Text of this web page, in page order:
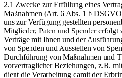
2.1 Zwecke zur Erfüllung eines
Maßnahmen (Art. 6 Abs. 1 b
uns zur Verfügung gestellten
Mitglieder, Paten und Spender erfolgt
Verträge mit Ihnen und der
von Spenden und Ausstellen von
Durchführung von Maßnahmen und
vorvertraglicher Beziehungen, z.B.
dient die Verarbeitung damit der